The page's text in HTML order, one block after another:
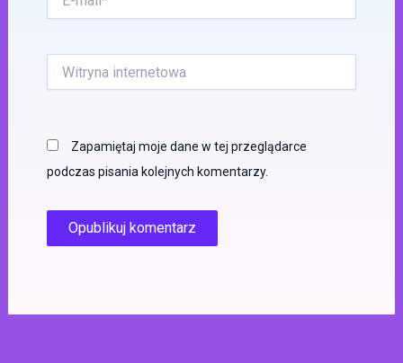
mail*
internetowa
Zapamiętaj moje dane w tej przeglądarce
podczas pisania kolejnych komentarzy.